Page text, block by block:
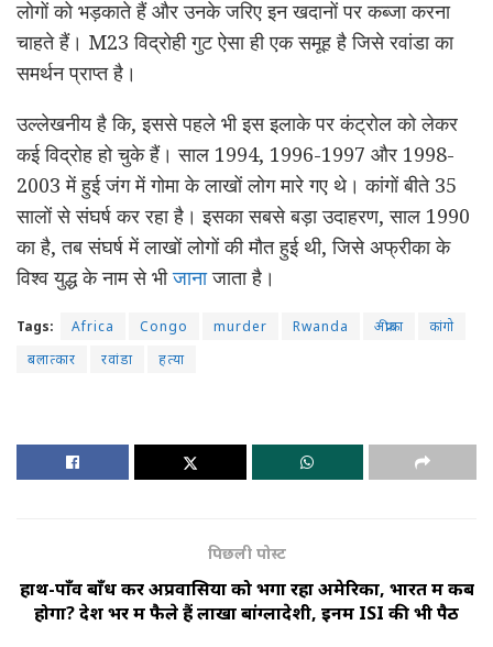
लोगों को भड़काते हैं और उनके जरिए इन खदानों पर कब्जा करना
चाहते हैं। M23 विद्रोही गुट ऐसा ही एक समूह है जिसे रवांडा का
समर्थन प्राप्त है।
उल्लेखनीय है कि, इससे पहले भी इस इलाके पर कंट्रोल को लेकर
कई विद्रोह हो चुके हैं। साल 1994, 1996-1997 और 1998-
2003 में हुई जंग में गोमा के लाखों लोग मारे गए थे। कांगों बीते 35
सालों से संघर्ष कर रहा है। इसका सबसे बड़ा उदाहरण, साल 1990
का है, तब संघर्ष में लाखों लोगों की मौत हुई थी, जिसे अफ्रीका के
विश्व युद्ध के नाम से भीजानाजाता है।
Tags: Africa Congo murder Rwanda अफ्रीका
कांगो
बलात्कार
रवांडा हत्या
पिछली पोस्ट
हाथ-पाँव बाँध कर अप्रवासियों को भगा रहा अमेरिका, भारत में कब
होगा? देश भर में फैले हैं लाखों बांग्लादेशी, इनमें ISI की भी पैठ